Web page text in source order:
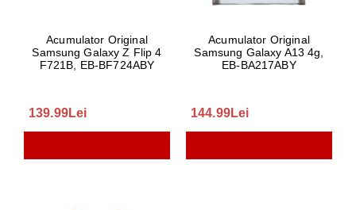
Acumulator Original
Samsung Galaxy Z Flip 4
F721B, EB-BF724ABY
139.99Lei
Acumulator Original
Samsung Galaxy A13 4g,
EB-BA217ABY
144.99Lei